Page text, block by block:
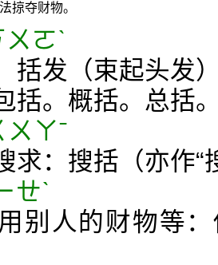
掠夺财物。
ㄛˋ
括发（束起头发
括。概括。总括
ㄚˉ
：搜括（亦作“
ㄝˋ
别人的财物等